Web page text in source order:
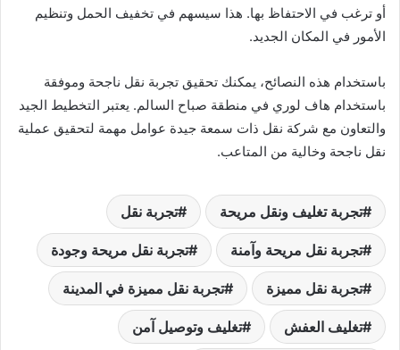
أو ترغب في الاحتفاظ بها. هذا سيسهم في تخفيف الحمل وتنظيم
الأمور في المكان الجديد.
باستخدام هذه النصائح، يمكنك تحقيق تجربة نقل ناجحة وموفقة
باستخدام هاف لوري في منطقة صباح السالم. يعتبر التخطيط الجيد
والتعاون مع شركة نقل ذات سمعة جيدة عوامل مهمة لتحقيق عملية
نقل ناجحة وخالية من المتاعب.
تجربة تغليف ونقل مريحة تجربة نقل
تجربة نقل مريحة وآمنة تجربة نقل مريحة وجودة
تجربة نقل مميزة تجربة نقل مميزة في المدينة
تغليف العفش تغليف وتوصيل آمن